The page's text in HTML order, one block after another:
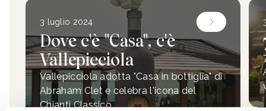
3 luglio 2024
Dove c'è "Casa", c'è
Vallepicciola
Vallepicciola adotta "Casa in bottiglia" di
Abraham Clet e celebra l'icona del
Chianti Classico